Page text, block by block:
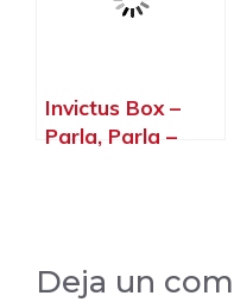
Invictus Box –
Parla, Parla –
Deja un